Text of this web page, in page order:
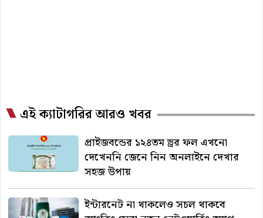
এই ক্যাটাগরির আরও খবর
প্রাইজবন্ডের ১২৪তম ড্রর ফল এখনো
দেখেননি জেনে নিন অনলাইনে দেখার
সহজ উপায়
ইন্টারনেট না থাকলেও সচল থাকবে